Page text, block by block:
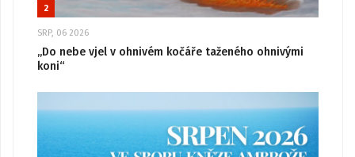
2
SRP, 06 2026
„Do nebe vjel v ohnivém kočáře taženého ohnivými
koni“